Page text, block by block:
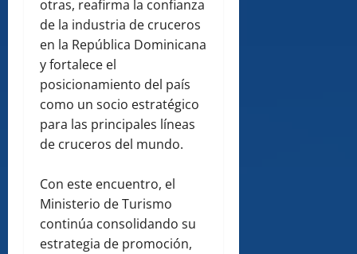
otras, reafirma la confianza
de la industria de cruceros
en la República Dominicana
y fortalece el
posicionamiento del país
como un socio estratégico
para las principales líneas
de cruceros del mundo.
Con este encuentro, el
Ministerio de Turismo
continúa consolidando su
estrategia de promoción,